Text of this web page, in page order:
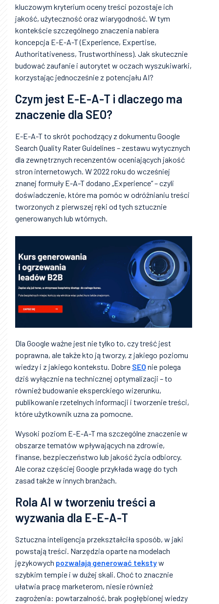
kluczowym kryterium oceny treści pozostaje ich
jakość, użyteczność oraz wiarygodność. W tym
kontekście szczególnego znaczenia nabiera
koncepcja E-E-A-T (Experience, Expertise,
Authoritativeness, Trustworthiness). Jak skutecznie
budować zaufanie i autorytet w oczach wyszukiwarki,
korzystając jednocześnie z potencjału AI?
Czym jest E-E-A-T i dlaczego ma
znaczenie dla SEO?
E-E-A-T to skrót pochodzący z dokumentu Google
Search Quality Rater Guidelines – zestawu wytycznych
dla zewnętrznych recenzentów oceniających jakość
stron internetowych. W 2022 roku do wcześniej
znanej formuły E-A-T dodano „Experience” – czyli
doświadczenie, które ma pomóc w odróżnianiu treści
tworzonych z pierwszej ręki od tych sztucznie
generowanych lub wtórnych.
Dla Google ważne jest nie tylko to, czy treść jest
poprawna, ale także kto ją tworzy, z jakiego poziomu
wiedzy i z jakiego kontekstu. Dobre SEO nie polega
dziś wyłącznie na technicznej optymalizacji – to
również budowanie eksperckiego wizerunku,
publikowanie rzetelnych informacji i tworzenie treści,
które użytkownik uzna za pomocne.
Wysoki poziom E-E-A-T ma szczególne znaczenie w
obszarze tematów wpływających na zdrowie,
finanse, bezpieczeństwo lub jakość życia odbiorcy.
Ale coraz częściej Google przykłada wagę do tych
zasad także w innych branżach.
Rola AI w tworzeniu treści a
wyzwania dla E-E-A-T
Sztuczna inteligencja przekształciła sposób, w jaki
powstają treści. Narzędzia oparte na modelach
językowych pozwalają generować tekstyw
szybkim tempie i w dużej skali. Choć to znacznie
ułatwia pracę marketerom, niesie również
zagrożenia: powtarzalność, brak pogłębionej wiedzy